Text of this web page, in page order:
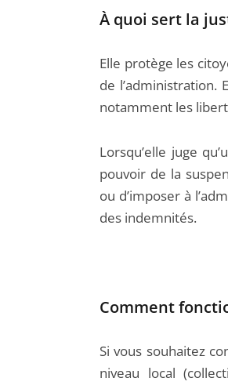
À quoi sert la
Elle protège les
de l’administration.
notamment les
Lorsqu’elle juge
pouvoir de la
ou d’imposer à
des indemnités.
Comment
Si vous souhaitez
niveau local